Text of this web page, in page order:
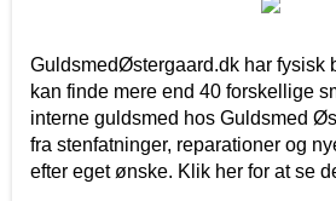
GuldsmedØstergaard.dk har fysisk
kan finde mere end 40 forskellige
interne guldsmed hos Guldsmed
fra stenfatninger, reparationer og
efter eget ønske. Klik her for at se